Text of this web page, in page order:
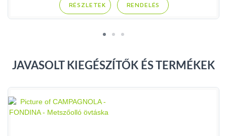
RENDELÉS
JAVASOLT KIEGÉSZÍTŐK ÉS TERMÉKEK